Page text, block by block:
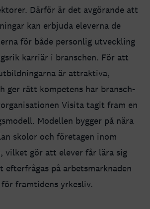
Därför är det avgörande att
kan erbjuda eleverna de
för både personlig utveckling
karriär i branschen. För att
är attraktiva,
ger rätt kompetens har bransch-
Visita tagit fram en
Modellen bygger på nära
skolor och företagen inom
vilket gör att elever får lära sig
efterfrågas på arbetsmarknaden
framtidens yrkesliv.